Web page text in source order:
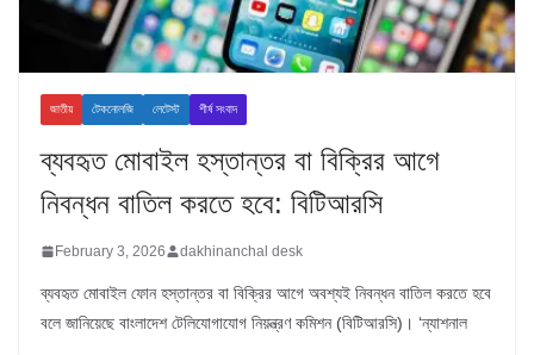
জাতীয় টেকনোলজি লেটেস্ট শীর্ষ সংবাদ
ব্যবহৃত মোবাইল হস্তান্তর বা বিক্রির আগে
নিবন্ধন বাতিল করতে হবে: বিটিআরসি
February 3, 2026 dakhinanchal desk
ব্যবহৃত মোবাইল ফোন হস্তান্তর বা বিক্রির আগে অবশ্যই নিবন্ধন বাতিল করতে হবে
বলে জানিয়েছে বাংলাদেশ টেলিযোগাযোগ নিয়ন্ত্রণ কমিশন (বিটিআরসি)। ‘ন্যাশনাল